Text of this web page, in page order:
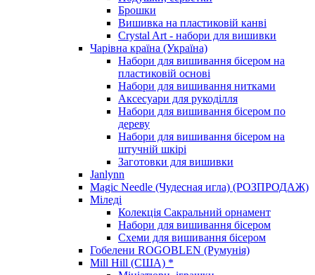
Брошки
Вишивка на пластиковій канві
Crystal Art - набори для вишивки
Чарівна країна (Україна)
Набори для вишивання бісером на
пластиковій основі
Набори для вишивання нитками
Аксесуари для рукоділля
Набори для вишивання бісером по
дереву
Набори для вишивання бісером на
штучній шкірі
Заготовки для вишивки
Janlynn
Magic Needle (Чудесная игла) (РОЗПРОДАЖ)
Міледі
Колекція Сакральний орнамент
Набори для вишивання бісером
Схеми для вишивання бісером
Гобелени ROGOBLEN (Румунія)
Mill Hill (США) *